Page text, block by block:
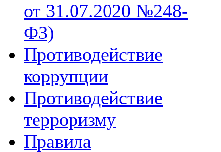
от 31.07.2020 №248-
ФЗ)
Противодействие
коррупции
Противодействие
терроризму
Правила